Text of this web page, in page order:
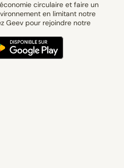
circulaire et faire un
en limitant notre
Geev pour rejoindre notre